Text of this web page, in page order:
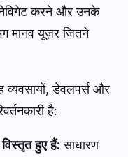
नेविगेट करने और उनके
मानव यूज़र जितने
डेवलपर्स और
है:
हुए हैं: साधारण